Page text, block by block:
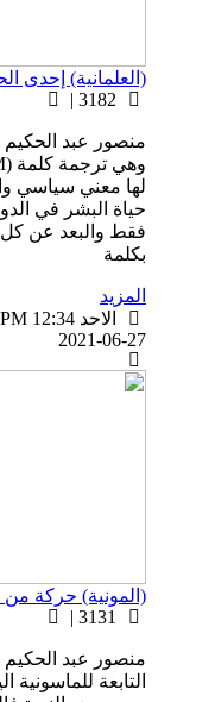
(العلمانية) إحدى
منصور عبد الحكيم
لها معني سياسي
حياة البشر في
بكلمة
المزيد
الاحد PM 12:34
2021-06-27
(المونية) حركة من
منصور عبد الحكيم
التابعة